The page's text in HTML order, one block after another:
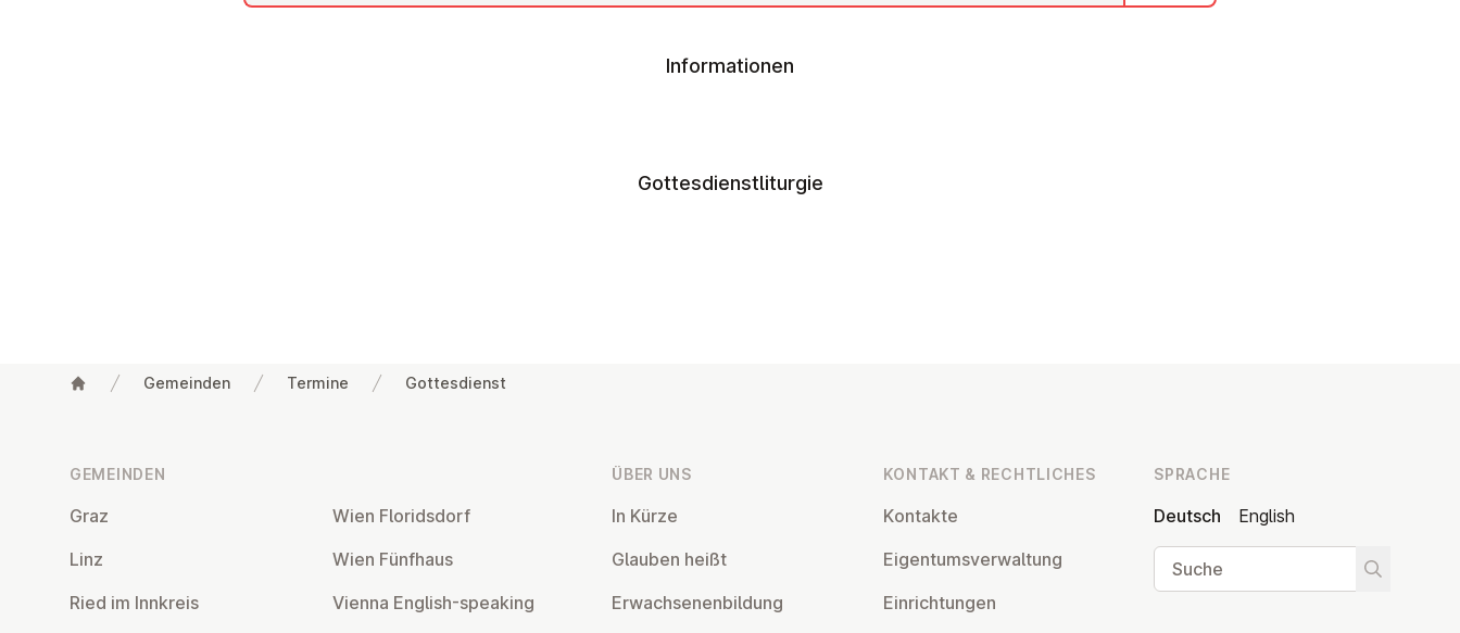
Informationen
Gottesdienstliturgie
Gemeinden Termine Gottesdienst
GEMEINDEN
Graz
Linz
Ried im Innkreis
Wien Flo­rids­dorf
Wien Fünfhaus
Vienna English-speaking
ÜBER UNS
In Kürze
Glauben heißt
Er­wach­se­nen­bil­dung
KONTAKT & RECHT­LI­CHES
Kontakte
Ei­gen­tums­ver­wal­tung
Ein­rich­tun­gen
SPRACHE
Deutsch
English
Suche
Suche